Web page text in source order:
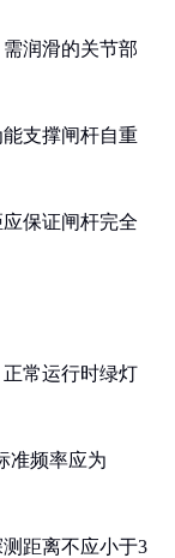
润滑的关节部
支撑闸杆自重
保证闸杆完全
常运行时绿灯
准频率应为
距离不应小于3